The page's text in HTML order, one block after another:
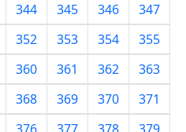
344 345 346
347
352 353 354
355
360 361 362
363
368 369 370
371